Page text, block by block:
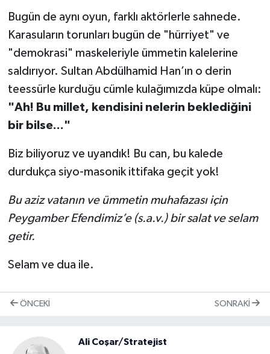
Bugün de aynı oyun, farklı aktörlerle sahnede.
Karasuların torunları bugün de "hürriyet" ve
"demokrasi" maskeleriyle ümmetin kalelerine
saldırıyor. Sultan Abdülhamid Han’ın o derin
teessürle kurduğu cümle kulağımızda küpe olmalı:
"Ah! Bu millet, kendisini nelerin beklediğini
bir bilse..."
Biz biliyoruz ve uyandık! Bu can, bu kalede
durdukça siyo-masonik ittifaka geçit yok!
Bu aziz vatanın ve ümmetin muhafazası için
Peygamber Efendimiz’e (s.a.v.) bir salat ve selam
getir.
Selam ve dua ile.
ÖNCEKI SONRAKI
Ali Coşar/Stratejist